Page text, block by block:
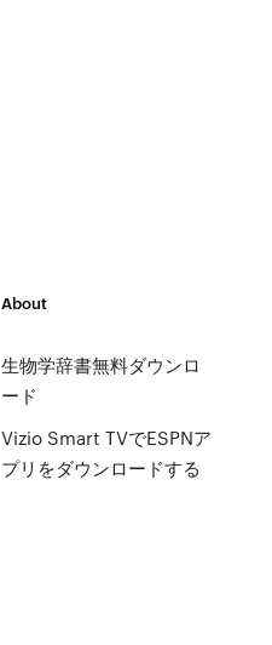
About
生物学辞書無料ダウンロ
ード
Vizio Smart TVでESPNア
プリをダウンロードする